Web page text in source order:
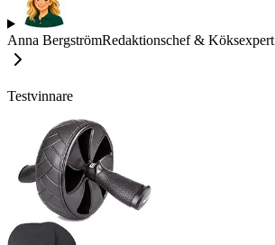
Anna BergströmRedaktionschef & Köksexpert
Testvinnare